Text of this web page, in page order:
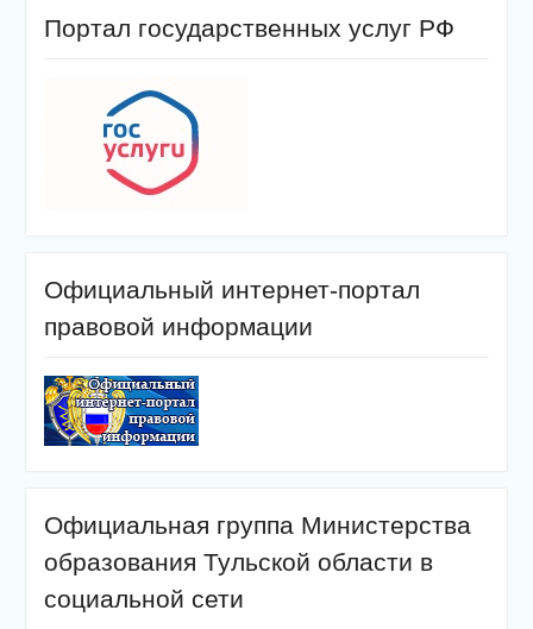
Портал государственных услуг РФ
Официальный интернет-портал
правовой информации
Официальная группа Министерства
образования Тульской области в
социальной сети